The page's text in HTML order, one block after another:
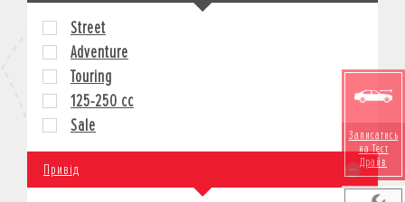
КОРПОРАТИВНИМ КЛІЄНТАМ
МОТОЦИКЛИ
КРЕДИТ
СТРАХУВАННЯ
КОРПОРАТИВНИМ КЛІЄНТАМ
Записатись
на Тест
Драйв
Street
Adventure
Touring
125-250 cc
Sale
Привід